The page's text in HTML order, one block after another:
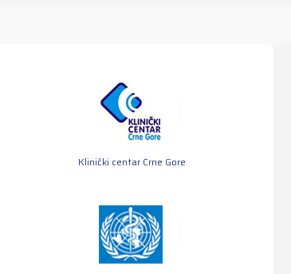
Klinički centar Crne Gore